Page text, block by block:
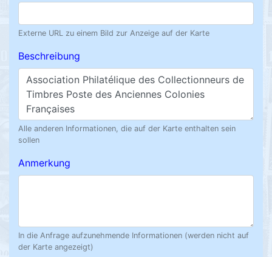
Externe URL zu einem Bild zur Anzeige auf der Karte
Beschreibung
Alle anderen Informationen, die auf der Karte enthalten sein
sollen
Anmerkung
In die Anfrage aufzunehmende Informationen (werden nicht auf
der Karte angezeigt)